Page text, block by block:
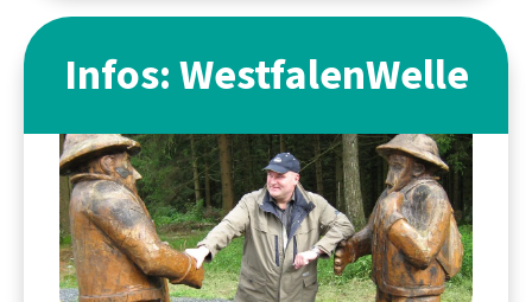
Infos: WestfalenWelle